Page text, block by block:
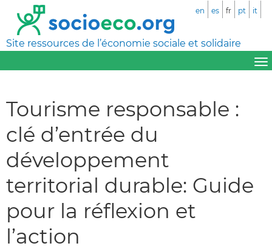
Site ressources de l’économie sociale et solidaire
en es fr pt it
Tourisme responsable :
clé d’entrée du
développement
territorial durable: Guide
pour la réflexion et
l’action